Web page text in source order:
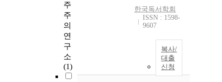
주
주
의
연
구
소
(1)
한국독서학회
ISSN : 1598-
9607
복사/
대출
신청